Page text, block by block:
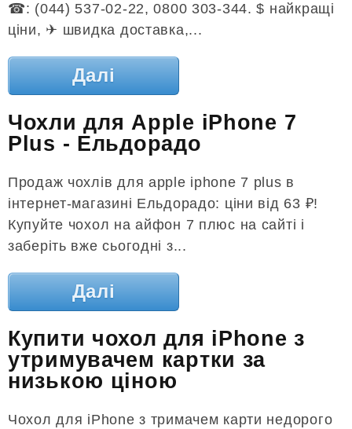
☎: (044) 537-02-22, 0800 303-344. $ найкращі
ціни, ✈ швидка доставка,...
Далі
Чохли для Apple iPhone 7
Plus - Ельдорадо
Продаж чохлів для apple iphone 7 plus в
інтернет-магазині Ельдорадо: ціни від 63 ₽!
Купуйте чохол на айфон 7 плюс на сайті і
заберіть вже сьогодні з...
Далі
Купити чохол для iPhone з
утримувачем картки за
низькою ціною
Чохол для iPhone з тримачем карти недорого